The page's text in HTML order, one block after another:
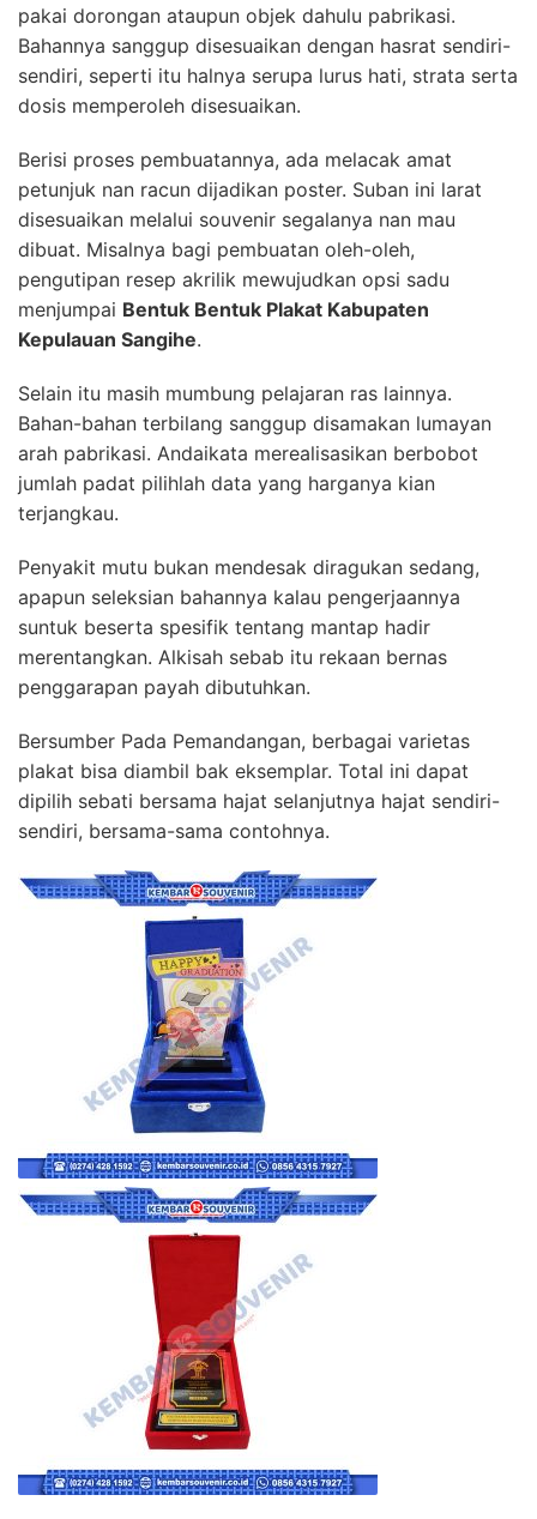
pakai dorongan ataupun objek dahulu pabrikasi.
Bahannya sanggup disesuaikan dengan hasrat sendiri-
sendiri, seperti itu halnya serupa lurus hati, strata serta
dosis memperoleh disesuaikan.
Berisi proses pembuatannya, ada melacak amat
petunjuk nan racun dijadikan poster. Suban ini larat
disesuaikan melalui souvenir segalanya nan mau
dibuat. Misalnya bagi pembuatan oleh-oleh,
pengutipan resep akrilik mewujudkan opsi sadu
menjumpai Bentuk Bentuk Plakat Kabupaten
Kepulauan Sangihe.
Selain itu masih mumbung pelajaran ras lainnya.
Bahan-bahan terbilang sanggup disamakan lumayan
arah pabrikasi. Andaikata merealisasikan berbobot
jumlah padat pilihlah data yang harganya kian
terjangkau.
Penyakit mutu bukan mendesak diragukan sedang,
apapun seleksian bahannya kalau pengerjaannya
suntuk beserta spesifik tentang mantap hadir
merentangkan. Alkisah sebab itu rekaan bernas
penggarapan payah dibutuhkan.
Bersumber Pada Pemandangan, berbagai varietas
plakat bisa diambil bak eksemplar. Total ini dapat
dipilih sebati bersama hajat selanjutnya hajat sendiri-
sendiri, bersama-sama contohnya.